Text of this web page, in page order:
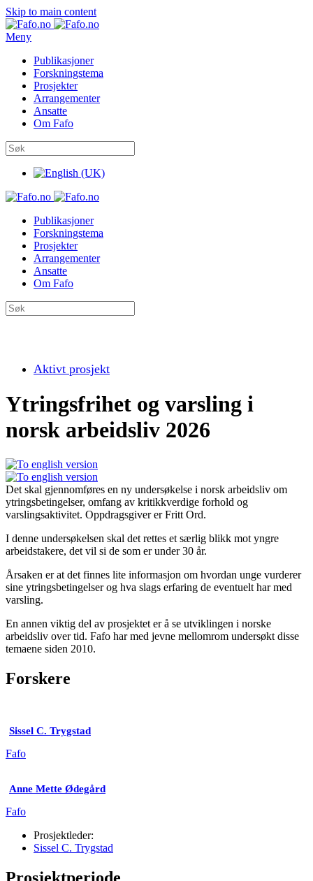
Skip to main content
Meny
Publikasjoner
Forskningstema
Prosjekter
Arrangementer
Ansatte
Om Fafo
Publikasjoner
Forskningstema
Prosjekter
Arrangementer
Ansatte
Om Fafo
Aktivt prosjekt
Ytringsfrihet og varsling i
norsk arbeidsliv 2026
Det skal gjennomføres en ny undersøkelse i norsk arbeidsliv om
ytringsbetingelser, omfang av kritikkverdige forhold og
varslingsaktivitet. Oppdragsgiver er Fritt Ord.
I denne undersøkelsen skal det rettes et særlig blikk mot yngre
arbeidstakere, det vil si de som er under 30 år.
Årsaken er at det finnes lite informasjon om hvordan unge vurderer
sine ytringsbetingelser og hva slags erfaring de eventuelt har med
varsling.
En annen viktig del av prosjektet er å se utviklingen i norske
arbeidsliv over tid. Fafo har med jevne mellomrom undersøkt disse
temaene siden 2010.
Forskere
Sissel C. Trygstad
Fafo
Anne Mette Ødegård
Fafo
Prosjektleder:
Sissel C. Trygstad
Prosjektperiode